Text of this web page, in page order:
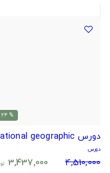
% 24
دورس national geographic
دورس
4,510,000
3,437,000